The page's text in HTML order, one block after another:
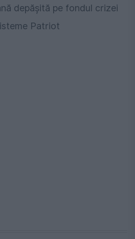
depășită pe fondul crizei
Patriot